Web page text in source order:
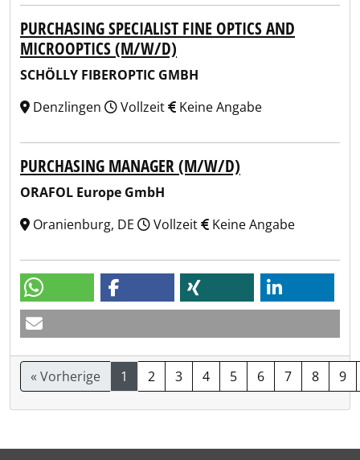
PURCHASING SPECIALIST FINE OPTICS AND
MICROOPTICS (M/W/D)
SCHÖLLY FIBEROPTIC GMBH
Denzlingen
Vollzeit Keine Angabe
PURCHASING MANAGER (M/W/D)
ORAFOL Europe GmbH
Oranienburg, DE
Vollzeit Keine Angabe
« Vorherige 1 2 3 4 5 6 7 8 9